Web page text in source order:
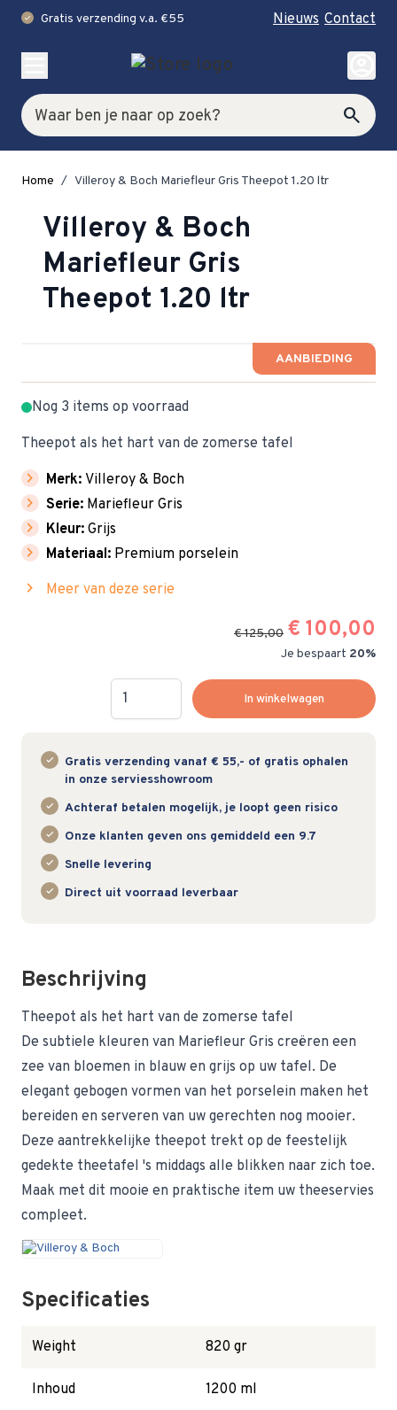
check Gratis verzending v.a. €55 Nieuws Contact
Zoek search
account_circle
Home / Villeroy & Boch Mariefleur Gris Theepot 1.20 ltr
Villeroy & Boch
Mariefleur Gris
Theepot 1.20 ltr
AANBIEDING
Nog 3 items op voorraad
Theepot als het hart van de zomerse tafel
chevron_right Merk: Villeroy & Boch
chevron_right Serie: Mariefleur Gris
chevron_right Kleur: Grijs
chevron_right Materiaal: Premium porselein
chevron_right Meer van deze serie
€ 125,00 € 100,00
Je bespaart 20%
Hoeveelheid
In winkelwagen
Gratis verzending vanaf € 55,- of gratis ophalen
in onze serviesshowroom
Achteraf betalen mogelijk, je loopt geen risico
Onze klanten geven ons gemiddeld een 9.7
Snelle levering
Direct uit voorraad leverbaar
Beschrijving
Theepot als het hart van de zomerse tafel
De subtiele kleuren van Mariefleur Gris creëren een
zee van bloemen in blauw en grijs op uw tafel. De
elegant gebogen vormen van het porselein maken het
bereiden en serveren van uw gerechten nog mooier.
Deze aantrekkelijke theepot trekt op de feestelijk
gedekte theetafel 's middags alle blikken naar zich toe.
Maak met dit mooie en praktische item uw theeservies
compleet.
Specificaties
Weight 820 gr
Inhoud 1200 ml